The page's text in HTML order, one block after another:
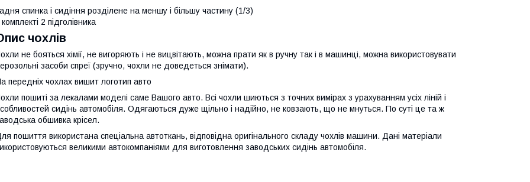
спинка і сидіння розділене на меншу і більшу частину (1/3)
2 підголівника
чохлів
не бояться хімії, не вигоряють і не вицвітають, можна прати як в ручну так і в машинці, можна використовувати
засоби спреї (зручно, чохли не доведеться знімати).
передніх чохлах вишит логотип авто
пошиті за лекалами моделі саме Вашого авто. Всі чохли шиються з точних вимірах з урахуванням усіх ліній і
сидінь автомобіля. Одягаються дуже щільно і надійно, не ковзають, що не мнуться. По суті це та ж
обшивка крісел.
пошиття використана спеціальна автоткань, відповідна оригінального складу чохлів машини. Дані матеріали
великими автокомпаніями для виготовлення заводських сидінь автомобіля.